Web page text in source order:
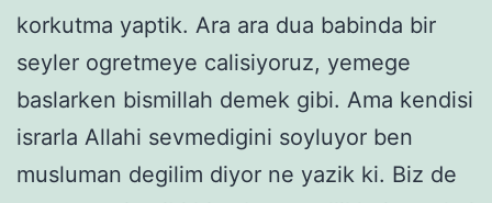
korkutma yaptik. Ara ara dua babinda bir
seyler ogretmeye calisiyoruz, yemege
baslarken bismillah demek gibi. Ama kendisi
israrla Allahi sevmedigini soyluyor ben
musluman degilim diyor ne yazik ki. Biz de